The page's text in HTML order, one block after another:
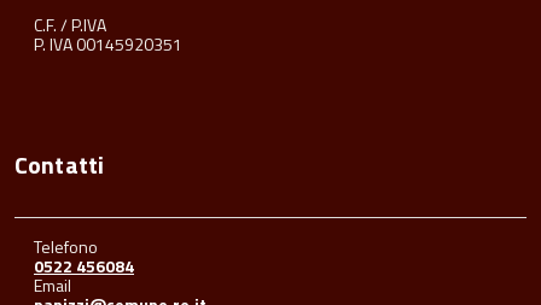
C.F. / P.IVA
P. IVA 00145920351
Contatti
Telefono
0522 456084
Email